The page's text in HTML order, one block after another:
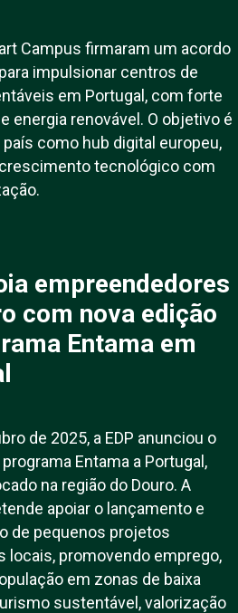
Campus firmaram um acordo
impulsionar centros de
em Portugal, com forte
energia renovável. O objetivo é
como hub digital europeu,
tecnológico com
empreendedores
com nova edição
Entama em
de 2025, a EDP anunciou o
Entama a Portugal,
na região do Douro. A
apoiar o lançamento e
de pequenos projetos
locais, promovendo emprego,
em zonas de baixa
sustentável, valorização